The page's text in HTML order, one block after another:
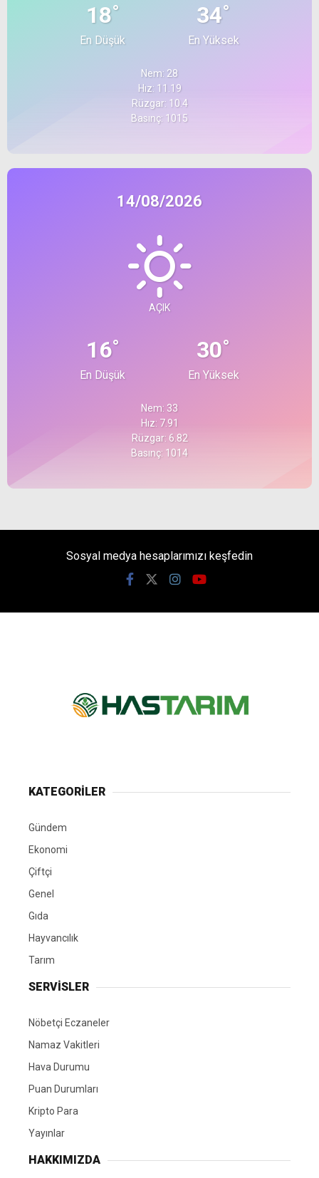
18°
En Düşük
34°
En Yüksek
Nem: 28
Hız: 11.19
Rüzgar: 10.4
Basınç: 1015
14/08/2026
AÇIK
16°
En Düşük
30°
En Yüksek
Nem: 33
Hız: 7.91
Rüzgar: 6.82
Basınç: 1014
Sosyal medya hesaplarımızı keşfedin
KATEGORİLER
Gündem
Ekonomi
Çiftçi
Genel
Gıda
Hayvancılık
Tarım
SERVİSLER
Nöbetçi Eczaneler
Namaz Vakitleri
Hava Durumu
Puan Durumları
Kripto Para
Yayınlar
HAKKIMIZDA